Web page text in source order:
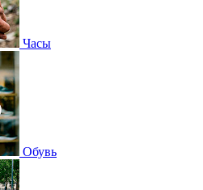
Часы
Обувь